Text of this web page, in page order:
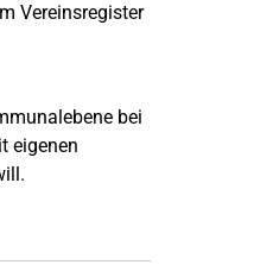
Vereinsregister
bei
eigenen